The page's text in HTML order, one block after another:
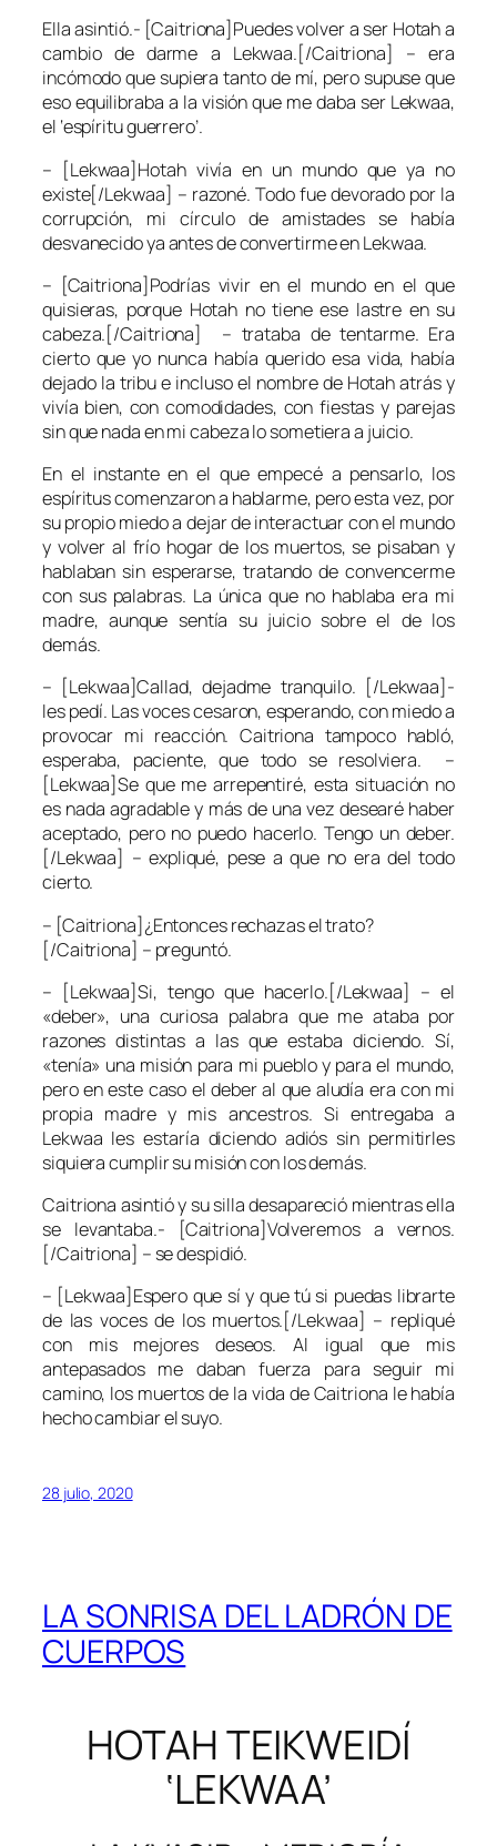
Ella asintió.- [Caitriona]Puedes volver a ser Hotah a
cambio de darme a Lekwaa.[/Caitriona] – era
incómodo que supiera tanto de mí, pero supuse que
eso equilibraba a la visión que me daba ser Lekwaa,
el ‘espíritu guerrero’.
– [Lekwaa]Hotah vivía en un mundo que ya no
existe[/Lekwaa] – razoné. Todo fue devorado por la
corrupción, mi círculo de amistades se había
desvanecido ya antes de convertirme en Lekwaa.
– [Caitriona]Podrías vivir en el mundo en el que
quisieras, porque Hotah no tiene ese lastre en su
cabeza.[/Caitriona] – trataba de tentarme. Era
cierto que yo nunca había querido esa vida, había
dejado la tribu e incluso el nombre de Hotah atrás y
vivía bien, con comodidades, con fiestas y parejas
sin que nada en mi cabeza lo sometiera a juicio.
En el instante en el que empecé a pensarlo, los
espíritus comenzaron a hablarme, pero esta vez, por
su propio miedo a dejar de interactuar con el mundo
y volver al frío hogar de los muertos, se pisaban y
hablaban sin esperarse, tratando de convencerme
con sus palabras. La única que no hablaba era mi
madre, aunque sentía su juicio sobre el de los
demás.
– [Lekwaa]Callad, dejadme tranquilo. [/Lekwaa]-
les pedí. Las voces cesaron, esperando, con miedo a
provocar mi reacción. Caitriona tampoco habló,
esperaba, paciente, que todo se resolviera. –
[Lekwaa]Se que me arrepentiré, esta situación no
es nada agradable y más de una vez desearé haber
aceptado, pero no puedo hacerlo. Tengo un deber.
[/Lekwaa] – expliqué, pese a que no era del todo
cierto.
– [Caitriona]¿Entonces rechazas el trato?
[/Caitriona] – preguntó.
– [Lekwaa]Si, tengo que hacerlo.[/Lekwaa] – el
«deber», una curiosa palabra que me ataba por
razones distintas a las que estaba diciendo. Sí,
«tenía» una misión para mi pueblo y para el mundo,
pero en este caso el deber al que aludía era con mi
propia madre y mis ancestros. Si entregaba a
Lekwaa les estaría diciendo adiós sin permitirles
siquiera cumplir su misión con los demás.
Caitriona asintió y su silla desapareció mientras ella
se levantaba.- [Caitriona]Volveremos a vernos.
[/Caitriona] – se despidió.
– [Lekwaa]Espero que sí y que tú si puedas librarte
de las voces de los muertos.[/Lekwaa] – repliqué
con mis mejores deseos. Al igual que mis
antepasados me daban fuerza para seguir mi
camino, los muertos de la vida de Caitriona le había
hecho cambiar el suyo.
28 julio, 2020
LA SONRISA DEL LADRÓN DE
CUERPOS
HOTAH TEIKWEIDÍ
‘LEKWAA’